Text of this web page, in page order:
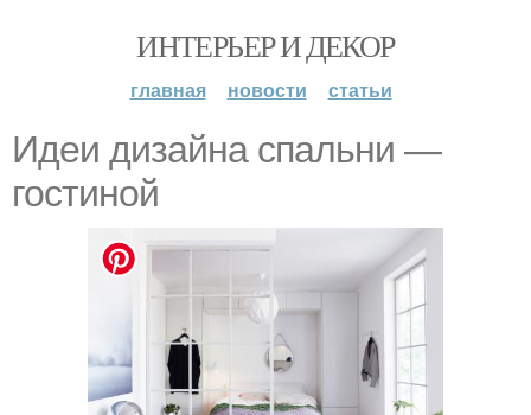
ИНТЕРЬЕР И ДЕКОР
главная новости статьи
Идеи дизайна спальни —
гостиной